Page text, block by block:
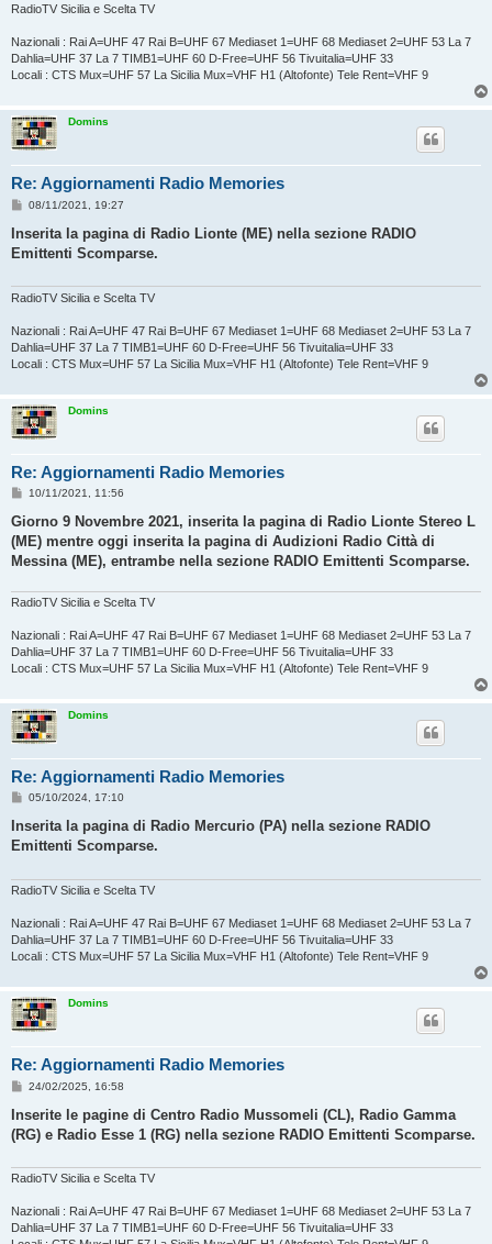
i
RadioTV Sicilia e Scelta TV
Nazionali : Rai A=UHF 47 Rai B=UHF 67 Mediaset 1=UHF 68 Mediaset 2=UHF 53 La 7
Dahlia=UHF 37 La 7 TIMB1=UHF 60 D-Free=UHF 56 Tivuitalia=UHF 33
Locali : CTS Mux=UHF 57 La Sicilia Mux=VHF H1 (Altofonte) Tele Rent=VHF 9
Domins
Re: Aggiornamenti Radio Memories
M
s
a
i
08/11/2021, 19:27
Inserita la pagina di Radio Lionte (ME) nella sezione RADIO
Emittenti Scomparse.
RadioTV Sicilia e Scelta TV
Nazionali : Rai A=UHF 47 Rai B=UHF 67 Mediaset 1=UHF 68 Mediaset 2=UHF 53 La 7
Dahlia=UHF 37 La 7 TIMB1=UHF 60 D-Free=UHF 56 Tivuitalia=UHF 33
Locali : CTS Mux=UHF 57 La Sicilia Mux=VHF H1 (Altofonte) Tele Rent=VHF 9
Domins
Re: Aggiornamenti Radio Memories
M
s
a
g
10/11/2021, 11:56
Giorno 9 Novembre 2021, inserita la pagina di Radio Lionte Stereo L
(ME) mentre oggi inserita la pagina di Audizioni Radio Città di
Messina (ME), entrambe nella sezione RADIO Emittenti Scomparse.
RadioTV Sicilia e Scelta TV
Nazionali : Rai A=UHF 47 Rai B=UHF 67 Mediaset 1=UHF 68 Mediaset 2=UHF 53 La 7
Dahlia=UHF 37 La 7 TIMB1=UHF 60 D-Free=UHF 56 Tivuitalia=UHF 33
Locali : CTS Mux=UHF 57 La Sicilia Mux=VHF H1 (Altofonte) Tele Rent=VHF 9
Domins
Re: Aggiornamenti Radio Memories
M
s
a
i
05/10/2024, 17:10
Inserita la pagina di Radio Mercurio (PA) nella sezione RADIO
Emittenti Scomparse.
RadioTV Sicilia e Scelta TV
Nazionali : Rai A=UHF 47 Rai B=UHF 67 Mediaset 1=UHF 68 Mediaset 2=UHF 53 La 7
Dahlia=UHF 37 La 7 TIMB1=UHF 60 D-Free=UHF 56 Tivuitalia=UHF 33
Locali : CTS Mux=UHF 57 La Sicilia Mux=VHF H1 (Altofonte) Tele Rent=VHF 9
Domins
Re: Aggiornamenti Radio Memories
M
s
a
i
24/02/2025, 16:58
Inserite le pagine di Centro Radio Mussomeli (CL), Radio Gamma
(RG) e Radio Esse 1 (RG) nella sezione RADIO Emittenti Scomparse.
RadioTV Sicilia e Scelta TV
Nazionali : Rai A=UHF 47 Rai B=UHF 67 Mediaset 1=UHF 68 Mediaset 2=UHF 53 La 7
Dahlia=UHF 37 La 7 TIMB1=UHF 60 D-Free=UHF 56 Tivuitalia=UHF 33